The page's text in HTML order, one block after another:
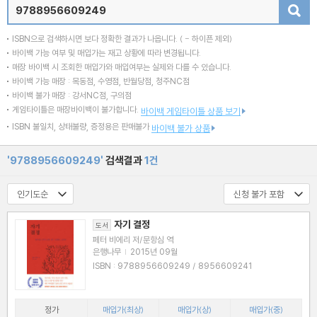
ISBN으로 검색하시면 보다 정확한 결과가 나옵니다. ( - 하이픈 제외)
바이백 가능 여부 및 매입가는 재고 상황에 따라 변경됩니다.
매장 바이백 시 조회한 매입가와 매입여부는 실제와 다를 수 있습니다.
바이백 가능 매장 : 목동점, 수영점, 반월당점, 청주NC점
바이백 불가 매장 : 강서NC점, 구의점
게임타이틀은 매장바이백이 불가합니다. 바이백 게임타이틀 상품 보기
ISBN 불일치, 상태불량, 증정용은 판매불가 바이백 불가 상품
'9788956609249' 검색결과1건
도서 자기 결정
페터 비에리 저/문항심 역
은행나무 | 2015년 09월
ISBN : 9788956609249 / 8956609241
정가 매입가(최상) 매입가(상) 매입가(중)